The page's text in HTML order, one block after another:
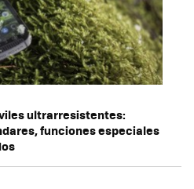
ultrarresistentes:
funciones especiales